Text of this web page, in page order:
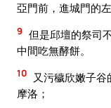
亞門前，進城門的左
9 但是邱壇的祭司
中間吃無酵餅。
10
又污穢欣嫩子
摩洛；